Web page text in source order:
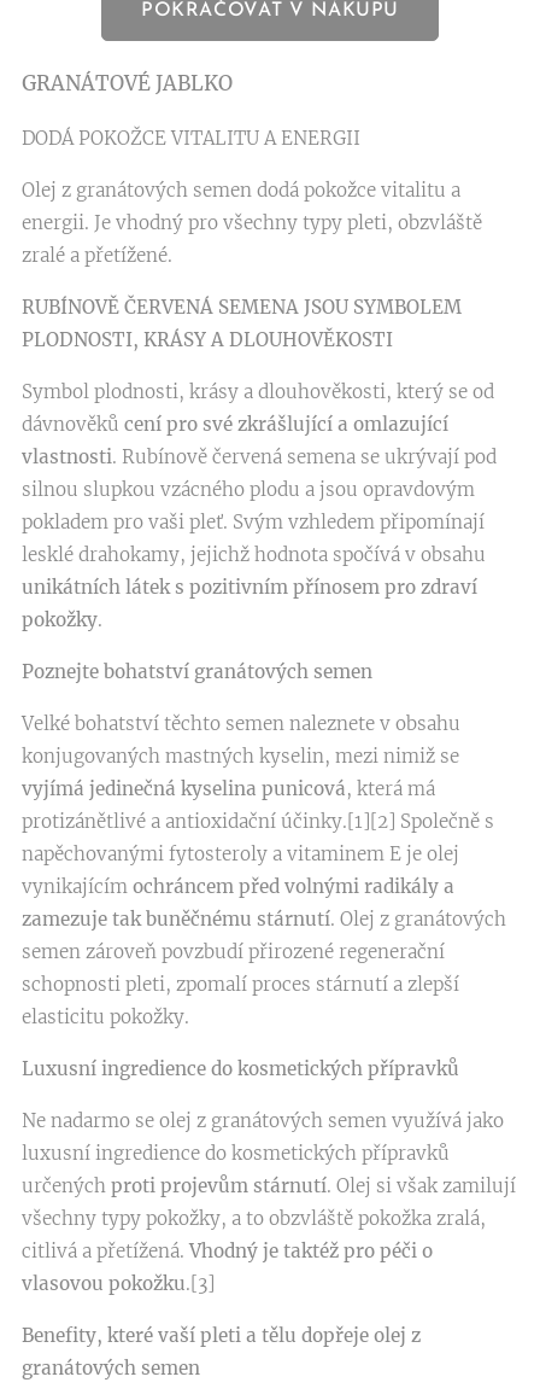
POKRAČOVAT V NÁKUPU
GRANÁTOVÉ JABLKO
DODÁ POKOŽCE VITALITU A ENERGII
Olej z granátových semen dodá pokožce vitalitu a
energii. Je vhodný pro všechny typy pleti, obzvláště
zralé a přetížené.
RUBÍNOVĚ ČERVENÁ SEMENA JSOU SYMBOLEM
PLODNOSTI, KRÁSY A DLOUHOVĚKOSTI
Symbol plodnosti, krásy a dlouhověkosti, který se od
dávnověků cení pro své zkrášlující a omlazující
vlastnosti. Rubínově červená semena se ukrývají pod
silnou slupkou vzácného plodu a jsou opravdovým
pokladem pro vaši pleť. Svým vzhledem připomínají
lesklé drahokamy, jejichž hodnota spočívá v obsahu
unikátních látek s pozitivním přínosem pro zdraví
pokožky.
Poznejte bohatství granátových semen
Velké bohatství těchto semen naleznete v obsahu
konjugovaných mastných kyselin, mezi nimiž se
vyjímá jedinečná kyselina punicová, která má
protizánětlivé a antioxidační účinky.[1][2] Společně s
napěchovanými fytosteroly a vitaminem E je olej
vynikajícím ochráncem před volnými radikály a
zamezuje tak buněčnému stárnutí. Olej z granátových
semen zároveň povzbudí přirozené regenerační
schopnosti pleti, zpomalí proces stárnutí a zlepší
elasticitu pokožky.
Luxusní ingredience do kosmetických přípravků
Ne nadarmo se olej z granátových semen využívá jako
luxusní ingredience do kosmetických přípravků
určených proti projevům stárnutí. Olej si však zamilují
všechny typy pokožky, a to obzvláště pokožka zralá,
citlivá a přetížená.Vhodný je taktéž pro péči o
vlasovou pokožku.[3]
Benefity, které vaší pleti a tělu dopřeje olej z
granátových se­men